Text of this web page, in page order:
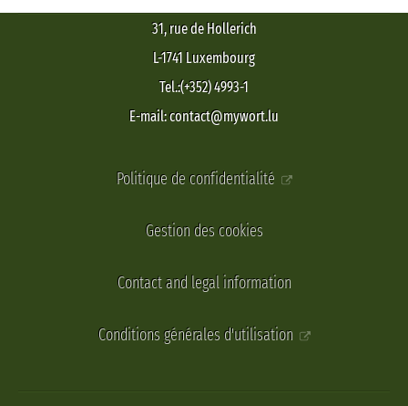
31, rue de Hollerich
L-1741 Luxembourg
Tel.:(+352) 4993-1
E-mail: contact@mywort.lu
Politique de confidentialité
Gestion des cookies
Contact and legal information
Conditions générales d'utilisation